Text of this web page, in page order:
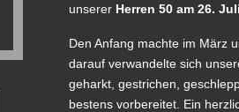
unserer Herren 50 am 26. Juli
Den Anfang machte im März
darauf verwandelte sich
geharkt, gestrichen,
bestens vorbereitet. Ein